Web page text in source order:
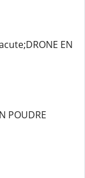
EN
POUDRE